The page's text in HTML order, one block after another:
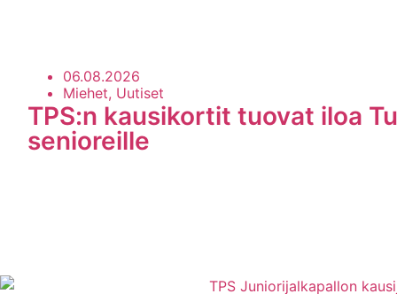
06.08.2026
Miehet, Uutiset
TPS:n kausikortit tuovat iloa
senioreille